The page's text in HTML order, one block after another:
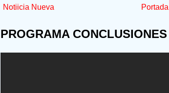
Notiicia Nueva Portada
PROGRAMA